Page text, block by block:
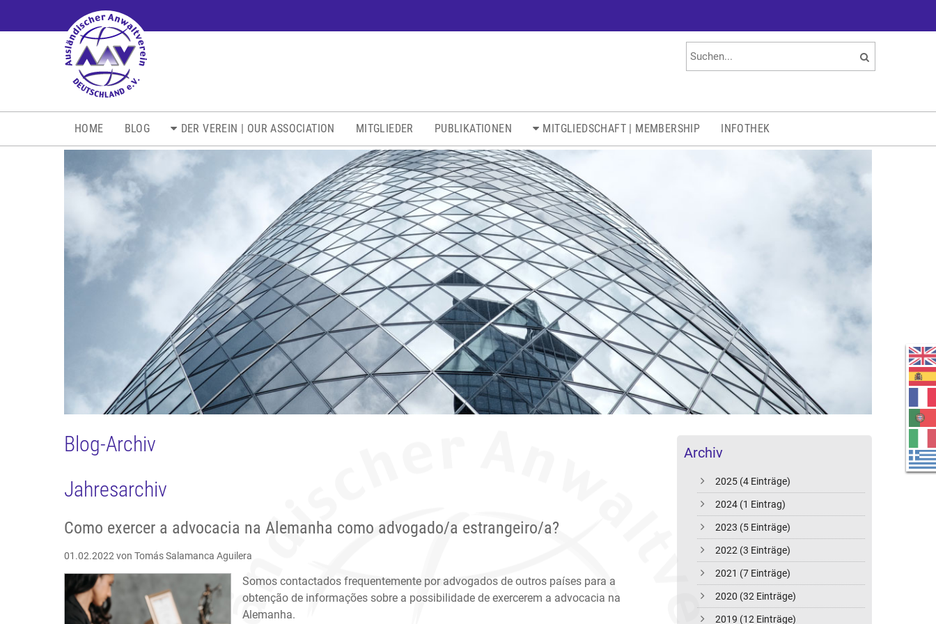
HOME BLOG DER VEREIN | OUR ASSOCIATION MITGLIEDER PUBLIKATIONEN MITGLIEDSCHAFT | MEMBERSHIP INFOTHEK
Archiv
2025 (4 Einträge)
2024 (1 Eintrag)
2023 (5 Einträge)
2022 (3 Einträge)
2021 (7 Einträge)
2020 (32 Einträge)
2019 (12 Einträge)
Blog-Archiv
Jahresarchiv
Como exercer a advocacia na Alemanha como advogado/a estrangeiro/a?
01.02.2022 von Tomás Salamanca Aguilera
Somos contactados frequentemente por advogados de outros países para a
obtenção de informações sobre a possibilidade de exercerem a advocacia na
Alemanha.